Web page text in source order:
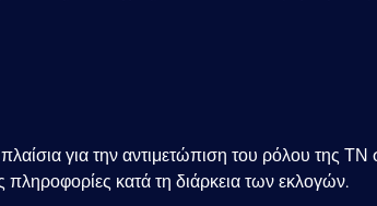
για την αντιμετώπιση του ρόλου της ΤΝ
κατά τη διάρκεια των εκλογών.